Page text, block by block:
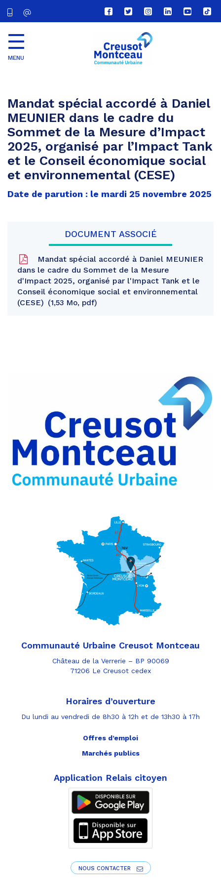
Lien
vers
compte
Facebook
Lien
vers
compte
Twitter
Lien
vers
le
compte
Lien
vers
Lien
vers
Lien
vers
MENU
Mandat spécial accordé à Daniel
MEUNIER dans le cadre du
Sommet de la Mesure d’Impact
2025, organisé par l’Impact Tank
et le Conseil économique social
et environnemental (CESE)
Date de parution : le mardi 25 novembre 2025
DOCUMENT ASSOCIÉ
Mandat spécial accordé à Daniel MEUNIER
dans le cadre du Sommet de la Mesure
d'Impact 2025, organisé par l'Impact Tank et le
Conseil économique social et environnemental
(CESE)
1,53 Mo, pdf
Facebook
Partager
Twitter
Partager
par
e-
mail
Communauté Urbaine Creusot Montceau
Château de la Verrerie – BP 90069
71206 Le Creusot cedex
Horaires d’ouverture
Du lundi au vendredi de 8h30 à 12h et de 13h30 à 17h
Offres d’emploi
Marchés publics
Application Relais citoyen
NOUS CONTACTER